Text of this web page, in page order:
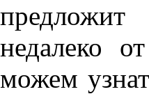
недалеко
можем